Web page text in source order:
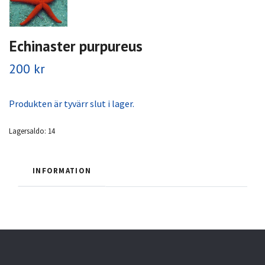
Echinaster purpureus
200 kr
Produkten är tyvärr slut i lager.
Lagersaldo: 14
INFORMATION